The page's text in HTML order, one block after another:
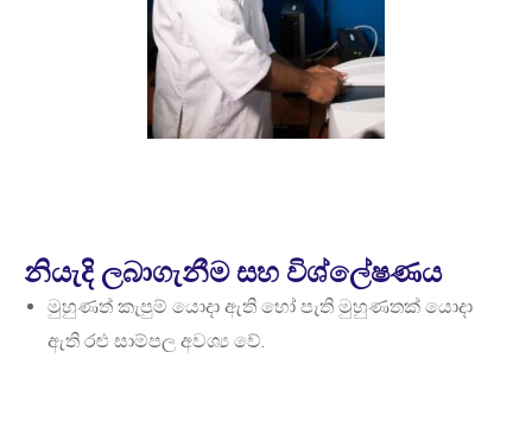
නියැදි ලබාගැනීම සහ විශ්ලේෂණය
මුහුණත් කැපුම් යොදා ඇති හෝ පැති මුහුණතක් යොදා
ඇති රළු සාම්පල අවශ්‍ය වේ.